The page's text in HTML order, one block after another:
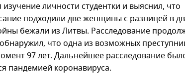
личности студентки и выяснил, что
подходили две женщины с разницей в
бежали из Литвы. Расследование
что одна из возможных
97 лет. Дальнейшее расследование
пандемией коронавируса.